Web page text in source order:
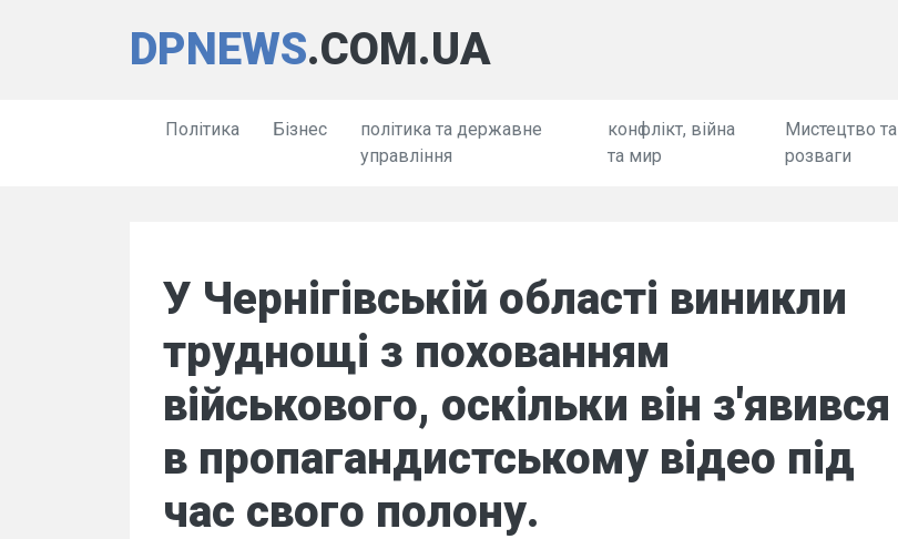
DPNEWS.COM.UA
Політика Бізнес
політика та державне
управління
конфлікт, війна
та мир
Мистецтво та
розваги
У Чернігівській області виникли
труднощі з похованням
військового, оскільки він з'явився
в пропагандистському відео під
час свого полону.